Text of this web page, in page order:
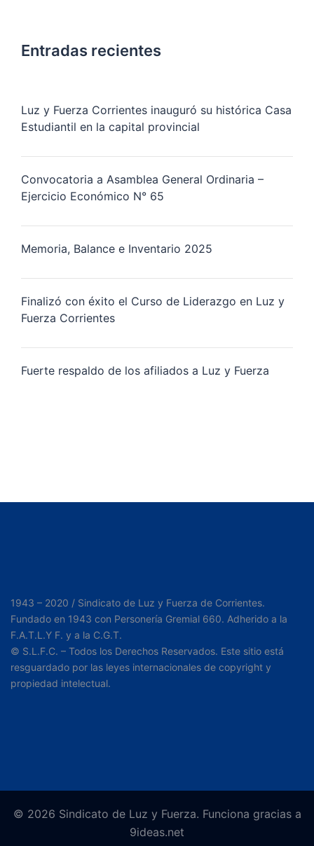
Entradas recientes
Luz y Fuerza Corrientes inauguró su histórica Casa
Estudiantil en la capital provincial
Convocatoria a Asamblea General Ordinaria –
Ejercicio Económico N° 65
Memoria, Balance e Inventario 2025
Finalizó con éxito el Curso de Liderazgo en Luz y
Fuerza Corrientes
Fuerte respaldo de los afiliados a Luz y Fuerza
1943 – 2020 / Sindicato de Luz y Fuerza de Corrientes.
Fundado en 1943 con Personería Gremial 660. Adherido a la
F.A.T.L.Y F. y a la C.G.T.
© S.L.F.C. – Todos los Derechos Reservados. Este sitio está
resguardado por las leyes internacionales de copyright y
propiedad intelectual.
© 2026 Sindicato de Luz y Fuerza. Funciona gracias a
9ideas.net